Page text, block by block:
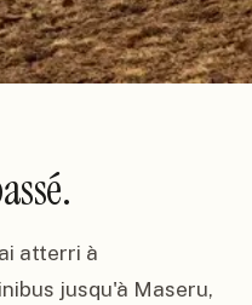
atterri à
jusqu'à Maseru,